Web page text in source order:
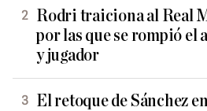
Rodri traiciona al Real
por las que se rompió el
y jugador
El retoque de Sánchez